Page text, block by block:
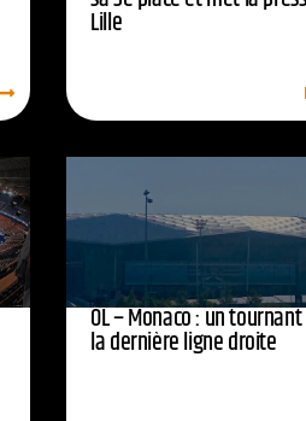
Lille
OL – Monaco : un
la dernière ligne droite